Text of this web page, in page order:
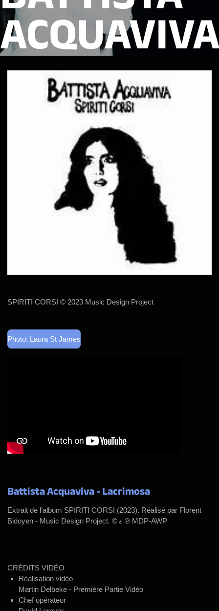
SPIRITI CORSI © 2023 Music Design Project
Photo: Laura St James
Battista Acquaviva - Lacrimosa
Extrait de l’album SPIRITI CORSI (2023). Réalisé par Florent
Bidoyen - Music Design Project. ©﹠℗ MDP-AWP
CRÉDITS VIDÉO
Réalisation vidéo
Martin Delbeke - Première Partie Vidéo
Chef opérateur